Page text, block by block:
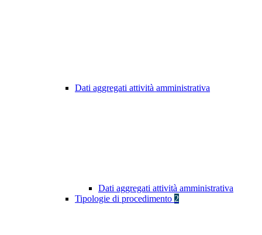
Dati aggregati attività amministrativa
Dati aggregati attività amministrativa
Tipologie di procedimento 2